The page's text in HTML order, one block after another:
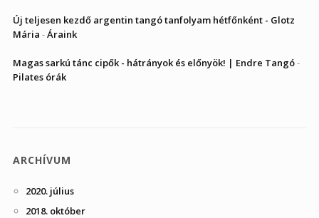
Új teljesen kezdő argentin tangó tanfolyam hétfőnként - Glotz
Mária -Áraink
Magas sarkú tánc cipők - hátrányok és előnyök! | Endre Tangó-
Pilates órák
ARCHÍVUM
2020. július
2018. október